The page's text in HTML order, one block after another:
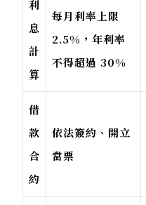
利
息
計
算
每月利率上限
2.5%，年利率
不得超過 30%
借
款
合
約
依法簽約、開立
當票